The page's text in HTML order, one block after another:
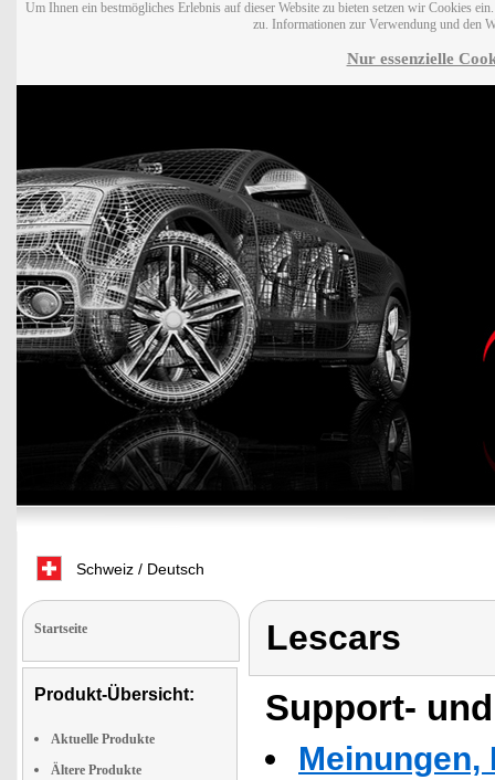
Um Ihnen ein bestmögliches Erlebnis auf dieser Website zu bieten setzen wir Cookies
zu. Informationen zur Verwendung und den
Nur essenzielle
Schweiz / Deutsch
Startseite
Produkt-Übersicht:
Aktuelle Produkte
Ältere Produkte
Lescars
Support-